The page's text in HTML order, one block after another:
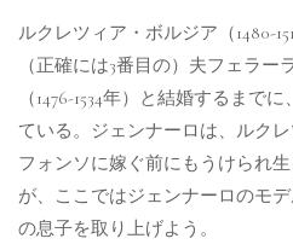
ルクレツィア・ボルジア（1480-
（正確には3番目の）夫フェラ
（1476-1534年）と結婚するまで
ている。ジェンナーロは、ルク
フォンソに嫁ぐ前にもうけられ
が、ここではジェンナーロのモ
の息子を取り上げよう。